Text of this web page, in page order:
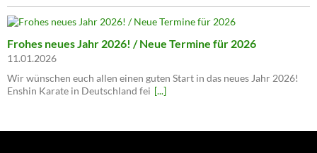
Frohes neues Jahr 2026! / Neue Termine für 2026
11.01.2026
Wir wünschen euch allen einen guten Start in das neues Jahr 2026!
Enshin Karate in Deutschland fei [...]